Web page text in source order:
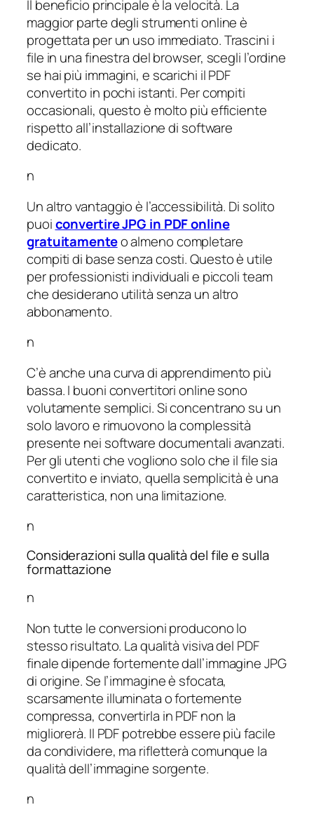
Il beneficio principale è la velocità. La
maggior parte degli strumenti online è
progettata per un uso immediato. Trascini i
file in una finestra del browser, scegli l’ordine
se hai più immagini, e scarichi il PDF
convertito in pochi istanti. Per compiti
occasionali, questo è molto più efficiente
rispetto all’installazione di software
dedicato.
n
Un altro vantaggio è l’accessibilità. Di solito
puoiconvertire JPG in PDF online
gratuitamenteo almeno completare
compiti di base senza costi. Questo è utile
per professionisti individuali e piccoli team
che desiderano utilità senza un altro
abbonamento.
n
C’è anche una curva di apprendimento più
bassa. I buoni convertitori online sono
volutamente semplici. Si concentrano su un
solo lavoro e rimuovono la complessità
presente nei software documentali avanzati.
Per gli utenti che vogliono solo che il file sia
convertito e inviato, quella semplicità è una
caratteristica, non una limitazione.
n
Considerazioni sulla qualità del file e sulla
formattazione
n
Non tutte le conversioni producono lo
stesso risultato. La qualità visiva del PDF
finale dipende fortemente dall’immagine JPG
di origine. Se l’immagine è sfocata,
scarsamente illuminata o fortemente
compressa, convertirla in PDF non la
migliorerà. Il PDF potrebbe essere più facile
da condividere, ma rifletterà comunque la
qualità dell’immagine sorgente.
n